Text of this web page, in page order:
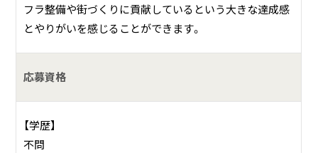
フラ整備や街づくりに貢献しているという大きな達成感
とやりがいを感じることができます。
応募資格
【学歴】
不問